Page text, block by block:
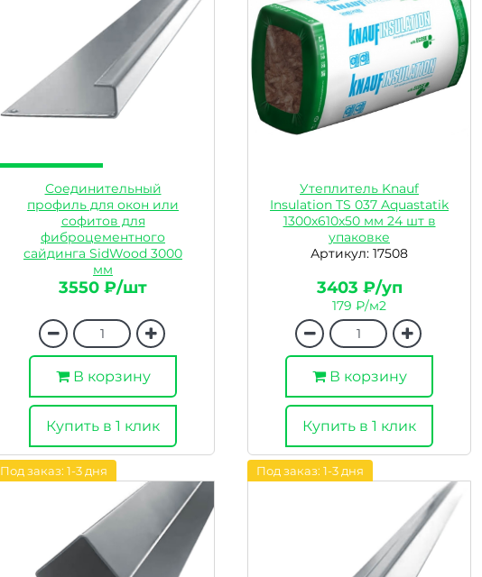
Соединительный
профиль для окон или
софитов для
фиброцементного
сайдинга SidWood 3000
мм
Артикул: 21334
3550 ₽/шт
В корзину
Купить в 1 клик
Утеплитель Knauf
Insulation TS 037 Aquastatik
1300x610x50 мм 24 шт в
упаковке
Артикул: 17508
3403 ₽/уп
179 ₽/м2
В корзину
Купить в 1 клик
Под заказ: 1-3 дня Под заказ: 1-3 дня